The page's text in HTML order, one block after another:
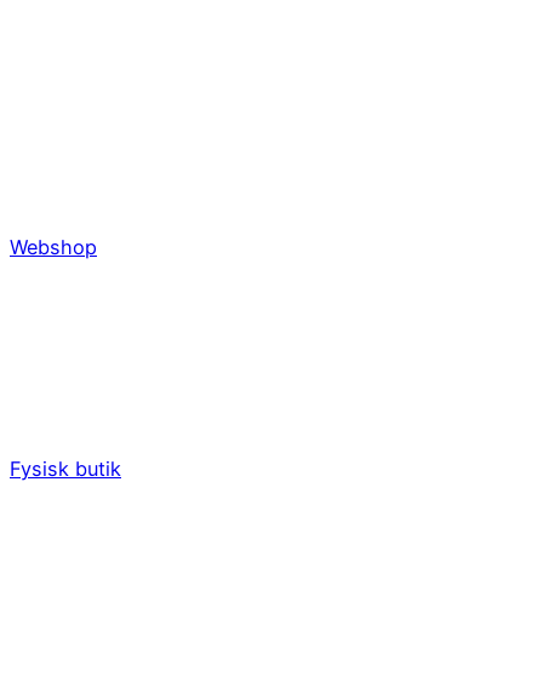
Webshop
Fysisk butik